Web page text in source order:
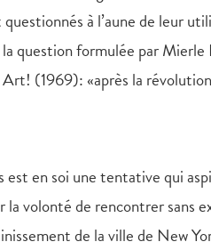
à l’aune de leur
question formulée par Mierle
(1969): «après la
en soi une tentative qui
la volonté de rencontrer sans
de la ville de New